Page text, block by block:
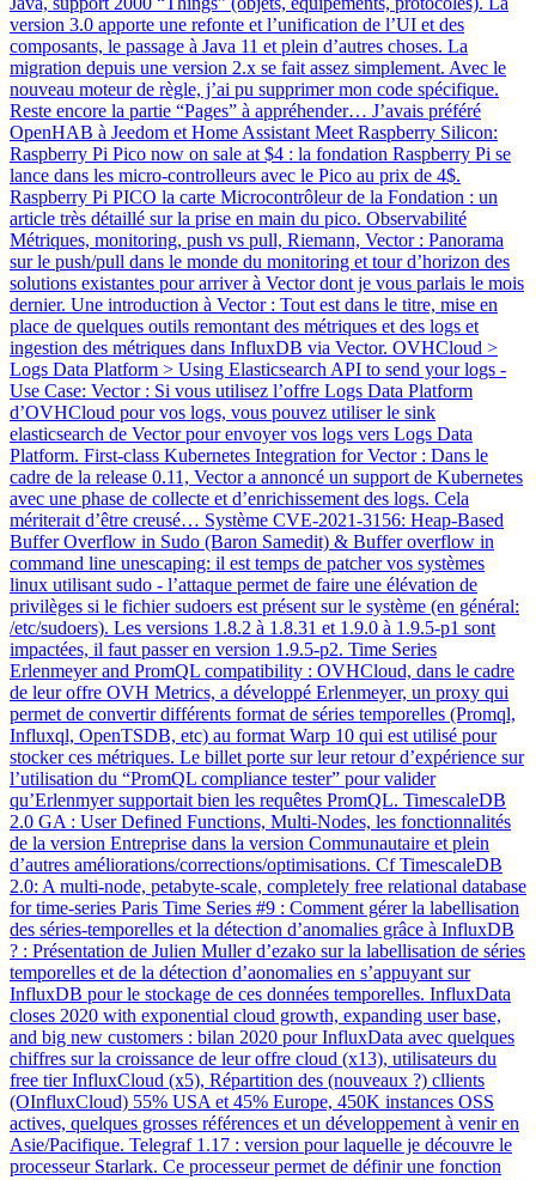
version 3.0 apporte une refonte et l’unification de l’UI et des
composants, le passage à Java 11 et plein d’autres choses. La
migration depuis une version 2.x se fait assez simplement. Avec le
nouveau moteur de règle, j’ai pu supprimer mon code spécifique.
Reste encore la partie “Pages” à appréhender… J’avais préféré
OpenHAB à Jeedom et Home Assistant Meet Raspberry Silicon:
Raspberry Pi Pico now on sale at $4 : la fondation Raspberry Pi se
lance dans les micro-controlleurs avec le Pico au prix de 4$.
Raspberry Pi PICO la carte Microcontrôleur de la Fondation : un
article très détaillé sur la prise en main du pico. Observabilité
Métriques, monitoring, push vs pull, Riemann, Vector : Panorama
sur le push/pull dans le monde du monitoring et tour d’horizon des
solutions existantes pour arriver à Vector dont je vous parlais le mois
dernier. Une introduction à Vector : Tout est dans le titre, mise en
place de quelques outils remontant des métriques et des logs et
ingestion des métriques dans InfluxDB via Vector. OVHCloud >
Logs Data Platform > Using Elasticsearch API to send your logs -
Use Case: Vector : Si vous utilisez l’offre Logs Data Platform
d’OVHCloud pour vos logs, vous pouvez utiliser le sink
elasticsearch de Vector pour envoyer vos logs vers Logs Data
Platform. First-class Kubernetes Integration for Vector : Dans le
cadre de la release 0.11, Vector a annoncé un support de Kubernetes
avec une phase de collecte et d’enrichissement des logs. Cela
mériterait d’être creusé… Système CVE-2021-3156: Heap-Based
Buffer Overflow in Sudo (Baron Samedit) & Buffer overflow in
command line unescaping: il est temps de patcher vos systèmes
linux utilisant sudo - l’attaque permet de faire une élévation de
privilèges si le fichier sudoers est présent sur le système (en général:
/etc/sudoers). Les versions 1.8.2 à 1.8.31 et 1.9.0 à 1.9.5-p1 sont
impactées, il faut passer en version 1.9.5-p2. Time Series
Erlenmeyer and PromQL compatibility : OVHCloud, dans le cadre
de leur offre OVH Metrics, a développé Erlenmeyer, un proxy qui
permet de convertir différents format de séries temporelles (Promql,
Influxql, OpenTSDB, etc) au format Warp 10 qui est utilisé pour
stocker ces métriques. Le billet porte sur leur retour d’expérience sur
l’utilisation du “PromQL compliance tester” pour valider
qu’Erlenmyer supportait bien les requêtes PromQL. TimescaleDB
2.0 GA : User Defined Functions, Multi-Nodes, les fonctionnalités
de la version Entreprise dans la version Communautaire et plein
d’autres améliorations/corrections/optimisations. Cf TimescaleDB
2.0: A multi-node, petabyte-scale, completely free relational database
for time-series Paris Time Series #9 : Comment gérer la labellisation
des séries-temporelles et la détection d’anomalies grâce à InfluxDB
? : Présentation de Julien Muller d’ezako sur la labellisation de séries
temporelles et de la détection d’aonomalies en s’appuyant sur
InfluxDB pour le stockage de ces données temporelles. InfluxData
closes 2020 with exponential cloud growth, expanding user base,
and big new customers : bilan 2020 pour InfluxData avec quelques
chiffres sur la croissance de leur offre cloud (x13), utilisateurs du
free tier InfluxCloud (x5), Répartition des (nouveaux ?) cllients
(OInfluxCloud) 55% USA et 45% Europe, 450K instances OSS
actives, quelques grosses références et un développement à venir en
Asie/Pacifique. Telegraf 1.17 : version pour laquelle je découvre le
processeur Starlark. Ce processeur permet de définir une fonction